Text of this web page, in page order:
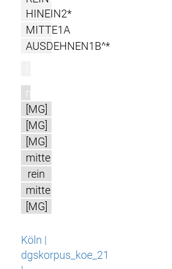
HINEIN2*
MITTE1A
AUSDEHNEN1B^*
m
[MG]
[MG]
[MG]
mitte
rein
mitte
[MG]
Köln |
dgskorpus_koe_21